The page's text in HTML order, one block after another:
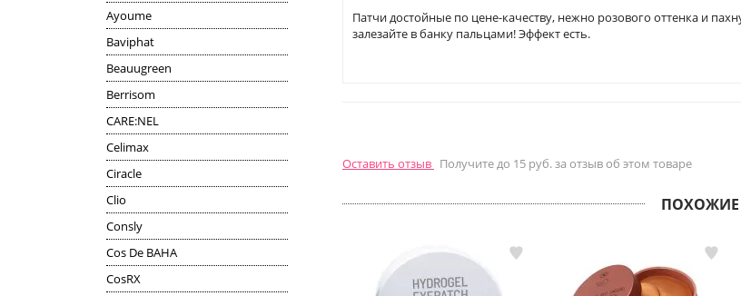
Ayoume
Baviphat
Beauugreen
Berrisom
CARE:NEL
Celimax
Ciracle
Clio
Consly
Cos De BAHA
CosRX
Патчи достойные по цене-качеству, нежно розового оттенка и
залезайте в банку пальцами! Эффект есть.
Оставить отзыв Получите до 15 руб. за отзыв об этом товаре
ПОХОЖИЕ